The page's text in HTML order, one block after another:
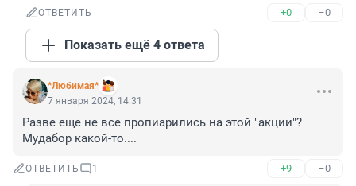
ОТВЕТИТЬ +0 –0
Показать ещё 4 ответа
*Любимая*
7 января 2024, 14:31
Разве еще не все пропиарились на этой "акции"?
Мудабор какой-то....
ОТВЕТИТЬ 1 +9 –0